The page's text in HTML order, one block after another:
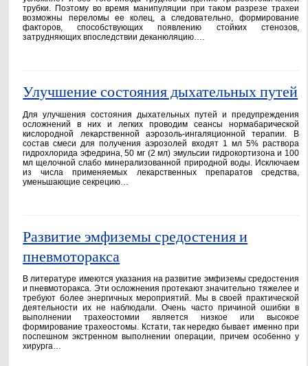
трубки. Поэтому во время манипуляции при таком разрезе трахеи
возможны переломы ее колец, а следовательно, формирование
факторов, способствующих появлению стойких стенозов,
затрудняющих впоследствии деканюляцию….
Улучшение состояния дыхательных путей
Для улучшения состояния дыхательных путей и предупреждения
осложнений в них и легких проводим сеансы нормабарической
кислородной лекарственной аэрозоль-ингаляционной терапии. В
состав смеси для получения аэрозолей входят 1 мл 5% раствора
гидрохлорида эфедрина, 50 мг (2 мл) эмульсии гидрокортизона и 100
мл щелочной слабо минерализованной природной воды. Исключаем
из числа применяемых лекарственных препаратов средства,
уменьшающие секрецию…
Развитие эмфиземы средостения и
пневмоторакса
В литературе имеются указания на развитие эмфиземы средостения
и пневмоторакса. Эти осложнения протекают значительно тяжелее и
требуют более энергичных мероприятий. Мы в своей практической
деятельности их не наблюдали. Очень часто причиной ошибки в
выполнении трахеостомии является низкое или высокое
формирование трахеостомы. Кстати, так нередко бывает именно при
поспешном экстренном выполнении операции, причем особенно у
хирурга…